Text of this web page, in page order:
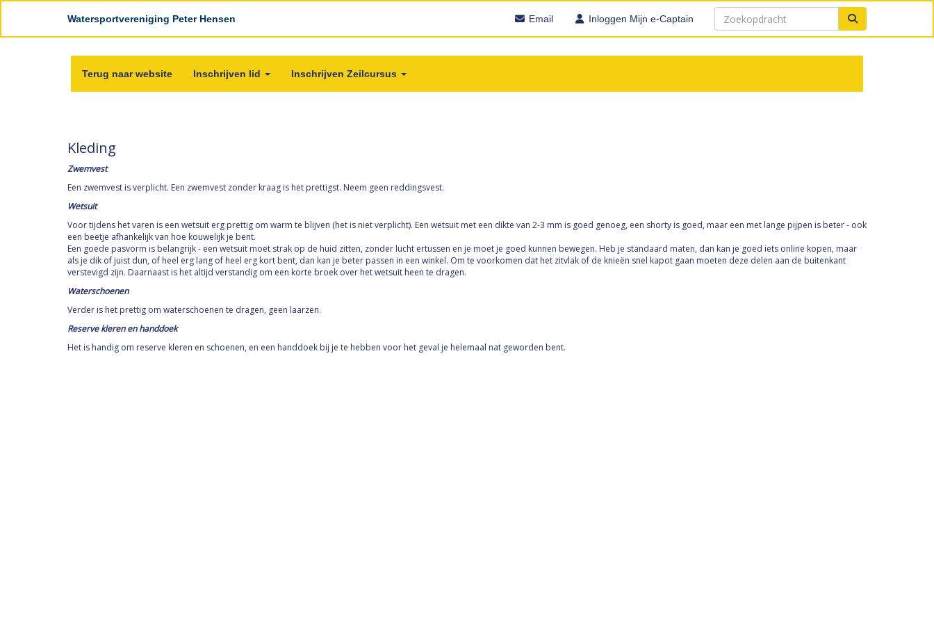
Watersportvereniging Peter Hensen Email Inloggen Mijn e-Captain
Terug naar website Inschrijven lid Inschrijven Zeilcursus
Kleding
Zwemvest
Een zwemvest is verplicht. Een zwemvest zonder kraag is het prettigst. Neem geen reddingsvest.
Wetsuit
Voor tijdens het varen is een wetsuit erg prettig om warm te blijven (het is niet verplicht). Een wetsuit met een dikte van 2-3 mm is goed genoeg, een shorty is goed, maar een met lange pijpen is beter - ook
een beetje afhankelijk van hoe kouwelijk je bent.
Een goede pasvorm is belangrijk - een wetsuit moet strak op de huid zitten, zonder lucht ertussen en je moet je goed kunnen bewegen. Heb je standaard maten, dan kan je goed iets online kopen, maar
als je dik of juist dun, of heel erg lang of heel erg kort bent, dan kan je beter passen in een winkel. Om te voorkomen dat het zitvlak of de knieën snel kapot gaan moeten deze delen aan de buitenkant
verstevigd zijn. Daarnaast is het altijd verstandig om een korte broek over het wetsuit heen te dragen.
Waterschoenen
Verder is het prettig om waterschoenen te dragen, geen laarzen.
Reserve kleren en handdoek
Het is handig om reserve kleren en schoenen, en een handdoek bij je te hebben voor het geval je helemaal nat geworden bent.